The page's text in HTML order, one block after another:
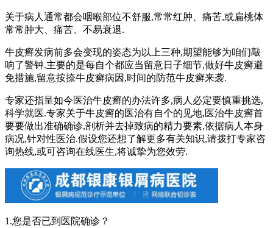
关于病人通常都会咽喉部位不舒服,常常红肿、痛苦,或扁桃体
常常肿大、痛苦、不易衰退.
牛皮癣发病前多会变现的姿态为以上三种,期望能够为咱们敲
响了警钟.主要的是每自个都应当留意日子细节,做好牛皮癣避
免措施,留意按捺牛皮癣病因,时间的防范牛皮癣来袭.
专家还指呈如今医治牛皮癣的办法许多,病人必定要慎重挑选,
科学就医.专家关于牛皮癣的医治有自个的见地,医治牛皮癣首
要要做出准确确诊,剖析并去掉致病的精力要素,依据病人本身
病况,针对性医治.假设您还想了解更多有关知识,请拨打专家咨
询热线,或可咨询在线医生,将诚挚为您效劳.
1.您是否已到医院确诊？